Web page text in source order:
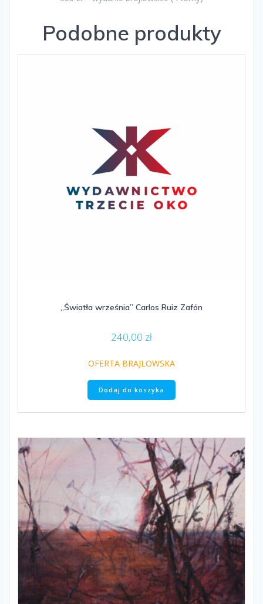
Podobne produkty
„Światła września” Carlos Ruiz Zafón
240,00 zł
OFERTA BRAJLOWSKA
Dodaj do koszyka